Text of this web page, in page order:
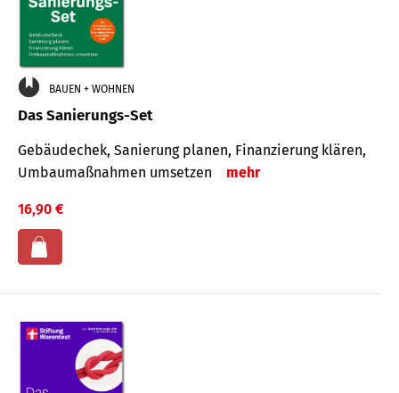
BAUEN + WOHNEN
Das Sanierungs-Set
Gebäudechek, Sanierung planen, Finanzierung klären,
Umbaumaßnahmen umsetzen
mehr
16,90 €